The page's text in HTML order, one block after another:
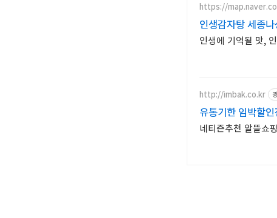
https://
인생감자탕 세종
인생에 기억될 맛,
http://imbak.co.kr
유통기한 임박할
네티즌추천 알뜰쇼